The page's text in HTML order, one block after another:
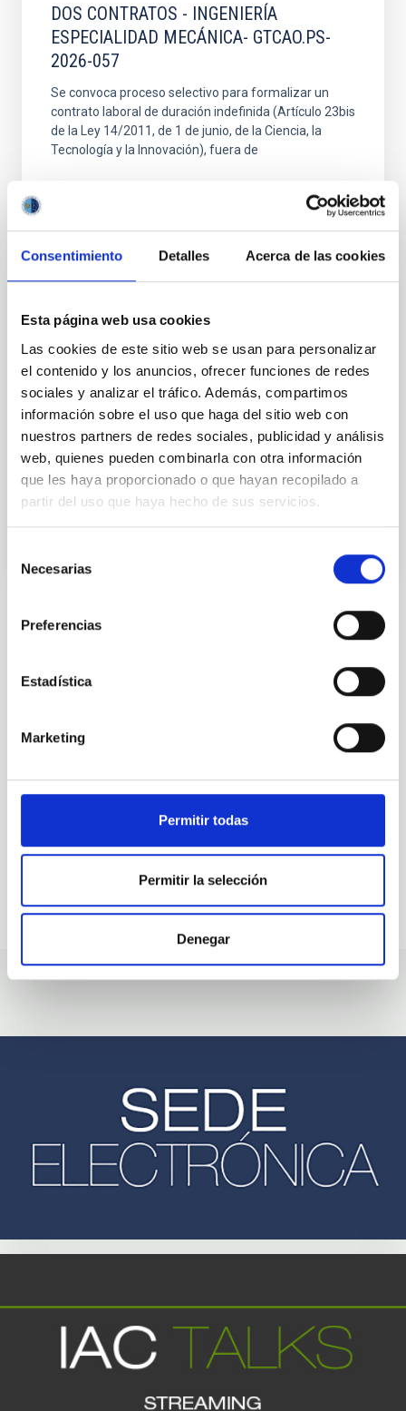
Consentimiento Detalles Acerca de las cookies
Esta página web usa cookies
Las cookies de este sitio web se usan para personalizar
el contenido y los anuncios, ofrecer funciones de redes
sociales y analizar el tráfico. Además, compartimos
información sobre el uso que haga del sitio web con
nuestros partners de redes sociales, publicidad y análisis
web, quienes pueden combinarla con otra información
que les haya proporcionado o que hayan recopilado a
partir del uso que haya hecho de sus servicios.
Necesarias
Preferencias
Estadística
Marketing
Permitir todas
Permitir la selección
Denegar
DOS CONTRATOS - INGENIERÍA
ESPECIALIDAD MECÁNICA- GTCAO.PS-
2026-057
Se convoca proceso selectivo para formalizar un
contrato laboral de duración indefinida (Artículo 23bis
de la Ley 14/2011, de 1 de junio, de la Ciencia, la
Tecnología y la Innovación), fuera de
UN CONTRATO - TÉCNICO/A DE TALLER -
ESPECIALIDAD MECÁNICA- FIJO
LABORAL - PS-2026-032
Se convoca proceso selectivo para el ingreso, como
personal laboral fijo, de un puesto de trabajo con la
categoría profesional de Técnico/a de Taller, acogido
al Convenio y que tendrá, entre otras
looking for people with
talent.